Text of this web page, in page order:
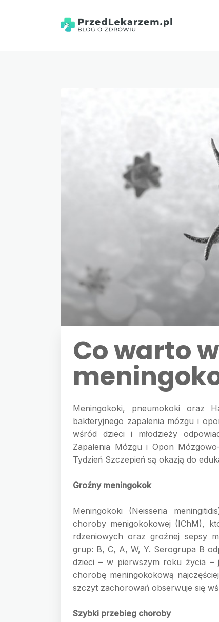
Co warto
Meningokoki, pneumokoki oraz
bakteryjnego zapalenia mózgu i
wśród dzieci i młodzieży
Zapalenia Mózgu i Opon
Tydzień Szczepień są okazją do
Groźny meningokok
Meningokoki (Neisseria
choroby menigokokowej (IChM),
rdzeniowych oraz groźnej sepsy
grup: B, C, A, W, Y. Serogrupa B
dzieci – w pierwszym roku życia –
chorobę meningokokową
szczyt zachorowań obserwuje się
Szybki przebieg choroby